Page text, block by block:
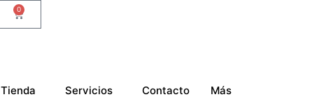
0
Tienda Servicios Contacto Más